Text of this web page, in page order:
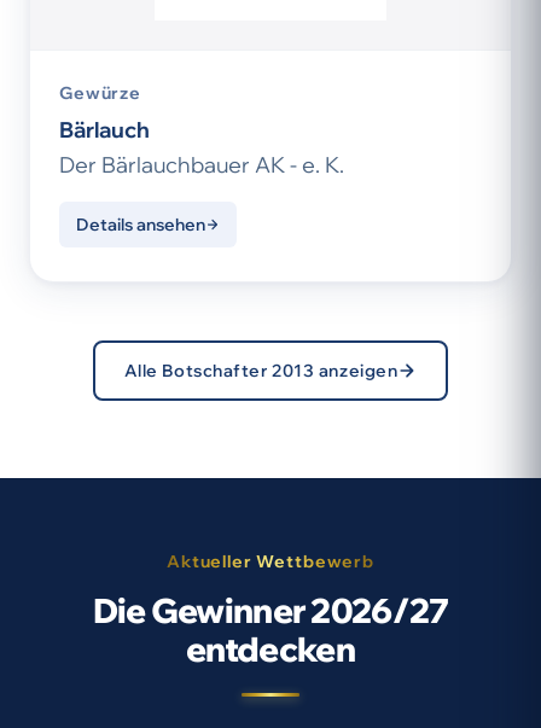
Gewürze
Bärlauch
Der Bärlauchbauer AK - e. K.
Details ansehen
Alle Botschafter 2013 anzeigen
Aktueller Wettbewerb
Die Gewinner 2026/27
entdecken